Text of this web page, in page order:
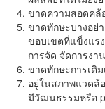
ขาดความสอดคล้
ขาดทักษะบางอย่
ขอบเขตที่แข็งแร
การจัด จัดการงา
ขาดทักษะการเติม
อยู่ในสภาพแวดล้
มีวัฒนธรรมหรือ